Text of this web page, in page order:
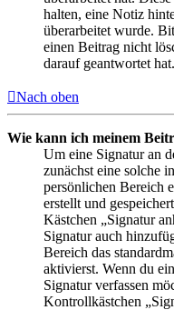
halten, eine Notiz
überarbeitet wurde.
einen Beitrag nicht
darauf geantwortet hat.
Nach oben
Wie kann ich meinem
Um eine Signatur an
zunächst eine solche
persönlichen Bereich
erstellt und
Kästchen „Signatur
Signatur auch
Bereich das
aktivierst. Wenn du
Signatur verfassen
Kontrollkästchen